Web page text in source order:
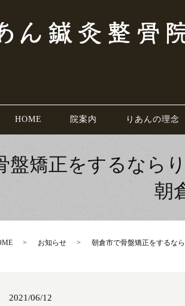
HOME 院案内 りあんの理念
盤矯正をするなら
朝
お知らせ 朝倉市で骨盤矯正をするな
2021/06/12